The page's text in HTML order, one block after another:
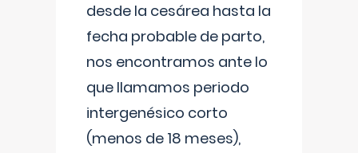
desde la cesárea hasta la
fecha probable de parto,
nos encontramos ante lo
que llamamos periodo
intergenésico corto
(menos de 18 meses),